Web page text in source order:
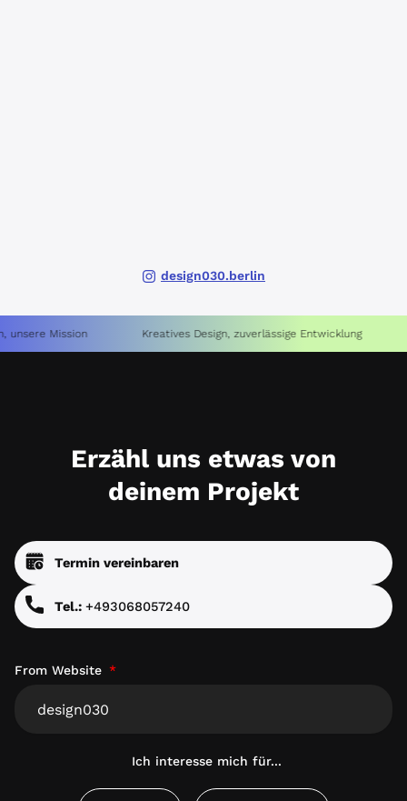
design030.berlin
Kreatives Design, zuverlässige Entwicklung
Erzähl uns etwas von
deinem Projekt
Termin vereinbaren
Tel.: +493068057240
From Website
Ich interesse mich für...